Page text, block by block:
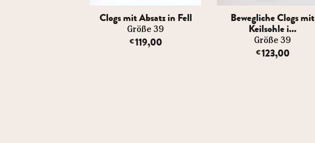
Clogs mit Absatz in Fell
Größe 39
€119,00
Bewegliche Clogs mit
Keilsohle i...
Größe 39
€123,00